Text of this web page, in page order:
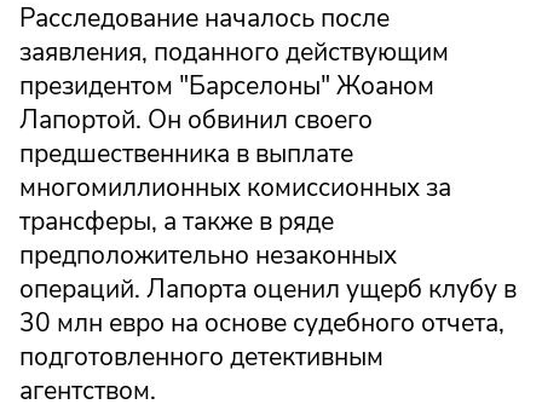
Расследование началось после
заявления, поданного действующим
президентом "Барселоны" Жоаном
Лапортой. Он обвинил своего
предшественника в выплате
многомиллионных комиссионных за
трансферы, а также в ряде
предположительно незаконных
операций. Лапорта оценил ущерб клубу в
30 млн евро на основе судебного отчета,
подготовленного детективным
агентством.